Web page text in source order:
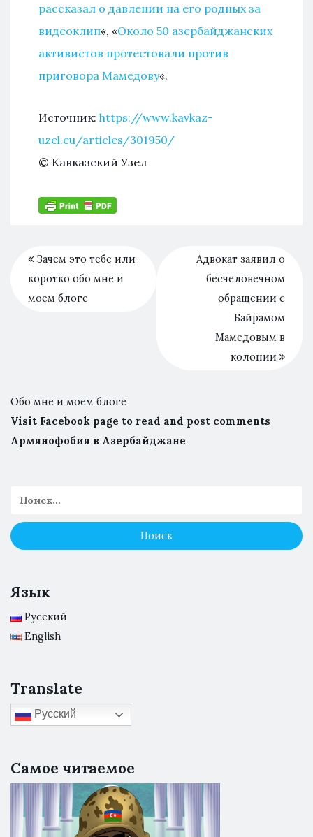
рассказал о давлении на его родных за
видеоклип«, «Около 50 азербайджанских
активистов протестовали против
приговора Мамедову«.
Источник: https://www.kavkaz-
uzel.eu/articles/301950/
© Кавказский Узел
Зачем это тебе или
коротко обо мне и
моем блоге
Адвокат заявил о
бесчеловечном
обращении с
Байрамом
Мамедовым в
колонии
Обо мне и моем блоге
Visit Facebook page to read and post comments
Армянофобия в Азербайджане
Язык
Русский
English
Translate
Русский
Самое читаемое